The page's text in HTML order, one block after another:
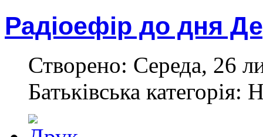
Радіоефір до дня
Створено: Середа, 26
Батьківська категорія: